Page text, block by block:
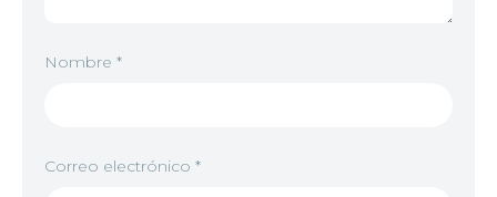
Nombre *
Correo electrónico *